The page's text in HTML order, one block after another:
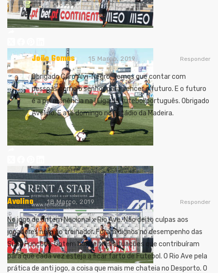
João Gomes 15 Março, 2019
Obrigado Caro Alvi-Negro. Temos que contar com
pessoas como o senhor para vencer o futuro. E o futuro
é a permanência na I Liga do futebol português. Obrigado
Avelino. E até domingo no Estádio da Madeira.
Responder
Avelino 18 Março, 2019
No jogo de ontem Nacional x Rio Ave. Não deito culpas aos
jogadores nem ao treinador. Foram dignos no desempenho das
Suas Funções. Ontem houve tres situações que contribuíram
para que cada vez esteja a ficar farto de Futebol. O Rio Ave pela
prática de anti jogo, a coisa que mais me chateia no Desporto. O
Responder